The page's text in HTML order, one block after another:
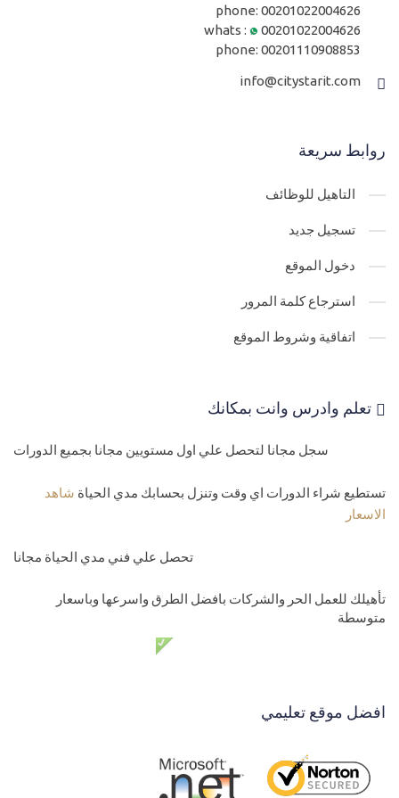
phone: 00201022004626
whats :
00201022004626
phone: 00201110908853
info@citystarit.com
روابط سريعة
التاهيل للوظائف
تسجيل جديد
دخول الموقع
استرجاع كلمة المرور
اتفاقية وشروط الموقع
تعلم وادرس وانت بمكانك
سجل مجانا لتحصل علي اول مستويين مجانا بجميع الدورات
تستطيع شراء الدورات اي وقت وتنزل بحسابك مدي الحياة شاهد
الاسعار
تحصل علي فني مدي الحياة مجانا
تأهيلك للعمل الحر والشركات بافضل الطرق واسرعها وباسعار
متوسطة
افضل موقع تعليمي